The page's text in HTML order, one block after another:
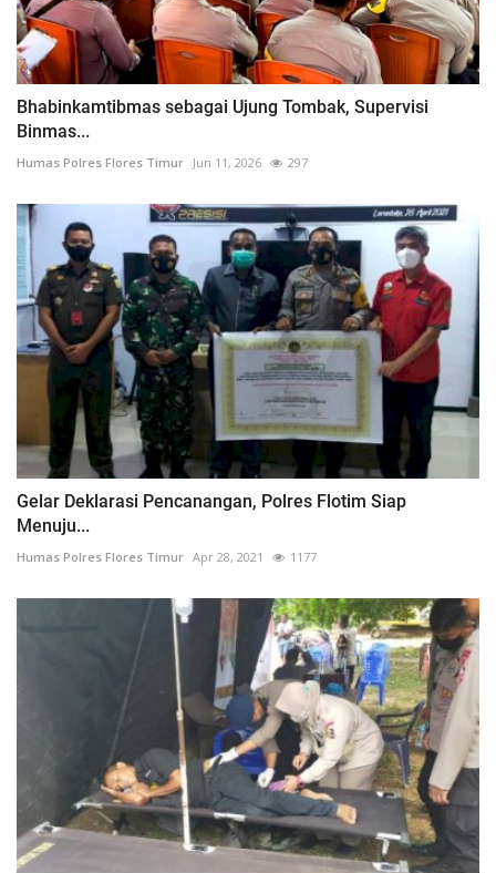
Bhabinkamtibmas sebagai Ujung Tombak, Supervisi
Binmas...
Humas Polres Flores Timur Jun 11, 2026 297
Gelar Deklarasi Pencanangan, Polres Flotim Siap
Menuju...
Humas Polres Flores Timur Apr 28, 2021 1177